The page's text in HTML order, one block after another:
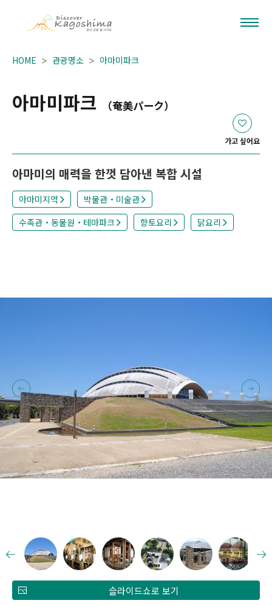
HOME 관광명소 아마미파크
아마미파크 （奄美パーク）
가고 싶어요
아마미의 매력을 한껏 담아낸 복합 시설
아마미지역
박물관・미술관
수족관・동물원・테마파크
향토요리 닭요리
슬라이드쇼로 보기